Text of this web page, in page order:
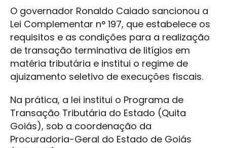
O governador Ronaldo Caiado sancionou a
Lei Complementar n° 197, que estabelece os
requisitos e as condições para a realização
de transação terminativa de litígios em
matéria tributária e institui o regime de
ajuizamento seletivo de execuções fiscais.
Na prática, a lei institui o Programa de
Transação Tributária do Estado (Quita
Goiás), sob a coordenação da
Procuradoria-Geral do Estado de Goiás